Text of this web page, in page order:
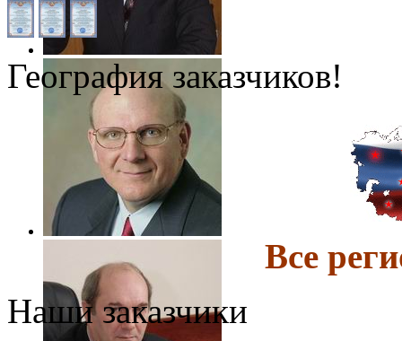
География заказчиков!
Все
Наши заказчики